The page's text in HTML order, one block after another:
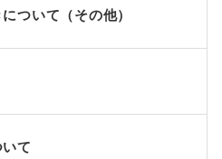
ついて（その他）
て